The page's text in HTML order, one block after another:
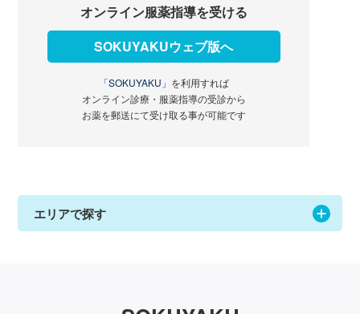
オンライン服薬指導を受ける
SOKUYAKUウェブ版へ
「SOKUYAKU」 を利用すれば
オンライン診療・服薬指導の受診から
お薬を郵送にて受け取る事が可能です
エリアで探す